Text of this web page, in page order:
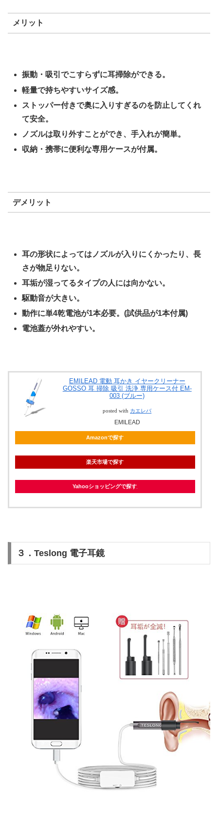
メリット
振動・吸引でこすらずに耳掃除ができる。
軽量で持ちやすいサイズ感。
ストッパー付きで奥に入りすぎるのを防止してくれ
て安全。
ノズルは取り外すことができ、手入れが簡単。
収納・携帯に便利な専用ケースが付属。
デメリット
耳の形状によってはノズルが入りにくかったり、長
さが物足りない。
耳垢が湿ってるタイプの人には向かない。
駆動音が大きい。
動作に単4乾電池が1本必要。(試供品が1本付属)
電池蓋が外れやすい。
EMILEAD 電動 耳かき イヤークリーナー
GOSSO 耳 掃除 吸引 洗浄 専用ケース付 EM-
003 (ブルー)
posted with カエレバ
EMILEAD
Amazonで探す
楽天市場で探す
Yahooショッピングで探す
３．Teslong 電子耳鏡